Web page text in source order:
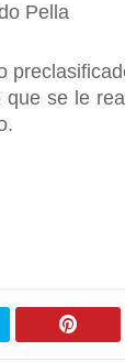
Pella
se le